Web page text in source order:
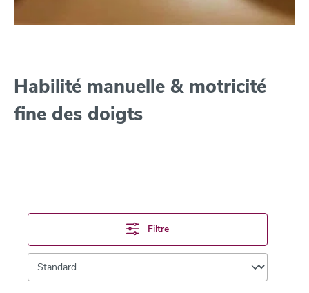
Habilité manuelle & motricité
fine des doigts
Filtre